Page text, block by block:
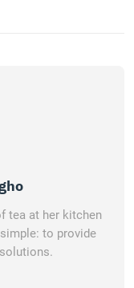
tea at her kitchen
to provide